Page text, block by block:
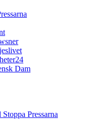
Dam
Pressarna